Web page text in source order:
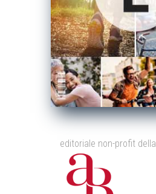
editoriale non-profit della